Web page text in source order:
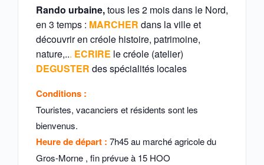
Rando urbaine,tous les 2 mois dans le Nord,
en 3 temps : MARCHER dans la ville et
découvrir en créole histoire, patrimoine,
nature,... ECRIRE le créole (atelier)
DEGUSTER des spécialités locales
Conditions :
Touristes, vacanciers et résidents sont les
bienvenus.
Heure de départ : 7h45 au marché agricole du
Gros-Morne , fin prévue à 15 HOO